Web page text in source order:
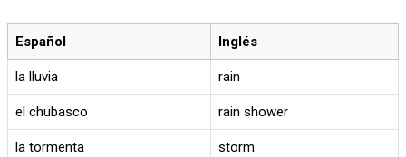
Español Inglés
la lluvia rain
el chubasco rain shower
la tormenta storm